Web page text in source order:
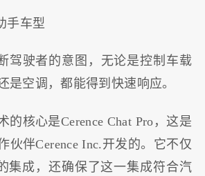
手车型
驾驶者的意图，无论是控制车载
是空调，都能得到快速响应。
的核心是Cerence Chat Pro，这是
伙伴Cerence Inc.开发的。它不仅
集成，还确保了这一集成符合汽